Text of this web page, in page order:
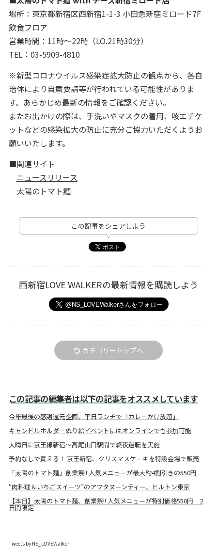
場所：東京都新宿区西新宿1-1-3 小田急新宿ミロード7F
飲食フロア
営業時間：11時～22時（LO.21時30分）
TEL：03-5909-4810
※新型コロナウイルス感染症拡大防止の観点から、各自
治体により自粛要請等が行われている可能性がありま
す。あらかじめ最新の情報をご確認ください。
またお出かけの際は、手洗いやマスクの着用、咳エチケ
ットなどの感染拡大の防止に充分ご協力いただくようお
願いいたします。
■関連サイト
ニュースリリース
太陽のトマト麺
この記事をシェアしよう
西新宿LOVE WALKERの最新情報を購読しよう
カテゴリートップへ
この記事の編集者は以下の記事をオススメしています
今年最後の感謝還元企画、平日ランチで「カレーかけ放題」
キャンドルホルダーぬり絵イベントにはオンラインでも参加可能
大晦日に京王線新宿～高尾山口駅間で終夜運転を実施
予約なしで買える！ 京王新宿、クリスマスケーキを特設会場で販売
「太陽のトマト麺」創業祭!! 人気メニューが最大約4割引きの550円
“肉料理＆いちごスイーツ”のアフタヌーンティー、ヒルトン東京
【本日】太陽のトマト麺、創業祭!! 人気メニューが特別価格550円 2
日間限定
Tweets by NS_LOVEWalker